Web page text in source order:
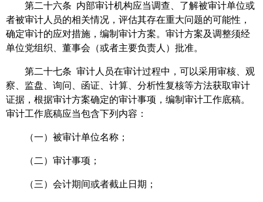
第二十六条 内部审计机构应当调查、了解被审计单位或
者被审计人员的相关情况，评估其存在重大问题的可能性，
确定审计的应对措施，编制审计方案。审计方案及调整须经
单位党组织、董事会（或者主要负责人）批准。
第二十七条 审计人员在审计过程中，可以采用审核、观
察、监盘、询问、函证、计算、分析性复核等方法获取审计
证据，根据审计方案确定的审计事项，编制审计工作底稿。
审计工作底稿应当包含下列内容：
（一）被审计单位名称；
（二）审计事项；
（三）会计期间或者截止日期；